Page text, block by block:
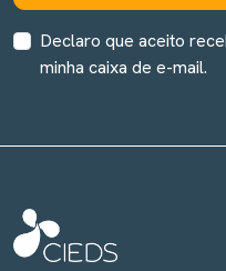
Declaro que aceito
minha caixa de e-mail.